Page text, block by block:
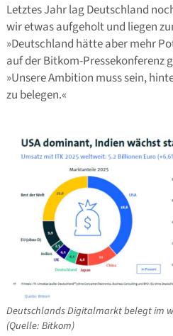
Letztes Jahr lag Deutschland
wir etwas aufgeholt und liegen
»Deutschland hätte aber mehr
auf der Bitkom-Pressekonferenz
»Unsere Ambition muss sein,
zu belegen.«
Deutschlands Digitalmarkt belegt im
(Quelle: Bitkom)